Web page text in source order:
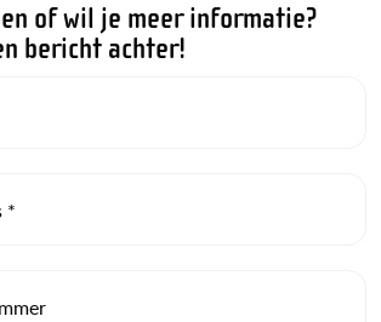
of wil je meer informatie?
bericht achter!
*